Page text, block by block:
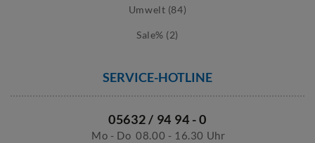
Umwelt (84)
Sale% (2)
SERVICE-HOTLINE
05632 / 94 94 - 0
Mo - Do 08.00 - 16.30 Uhr